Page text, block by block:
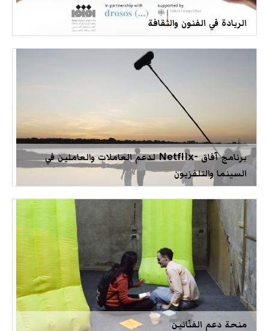
الريادة في الفنون والثقافة
برنامج آفاق -Netflix لدعم العاملات والعاملين في
السينما والتلفزيون
منحة دعم الفنّانين